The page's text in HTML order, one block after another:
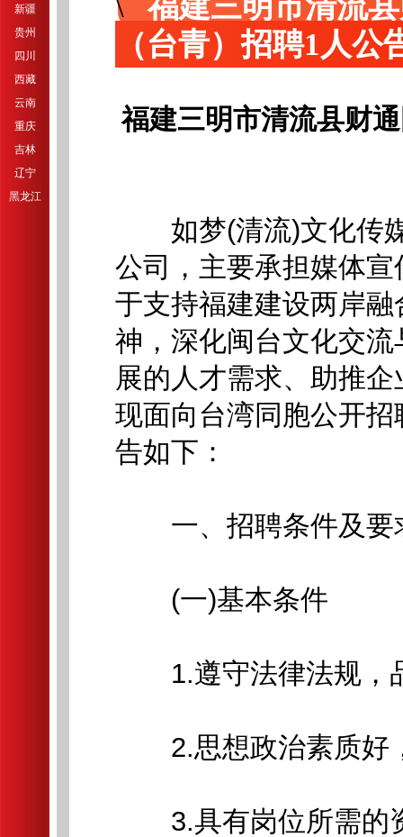
新疆
贵州
四川
西藏
云南
重庆
吉林
辽宁
黑龙江
（台青）招聘1人公
福建三明市清流县财
如梦(清流)文化传媒
公司，主要承担媒体
于支持福建建设两岸
神，深化闽台文化交
展的人才需求、助推
现面向台湾同胞公开
告如下：
一、招聘条件及要
(一)基本条件
1.遵守法律法规，
2.思想政治素质好
3.具有岗位所需的